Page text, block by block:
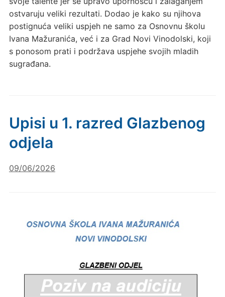
ostvaruju veliki rezultati. Dodao je kako su njihova
postignuća veliki uspjeh ne samo za Osnovnu školu
Ivana Mažuranića, već i za Grad Novi Vinodolski, koji
s ponosom prati i podržava uspjehe svojih mladih
sugrađana.
Upisi u 1. razred Glazbenog
odjela
09/06/2026